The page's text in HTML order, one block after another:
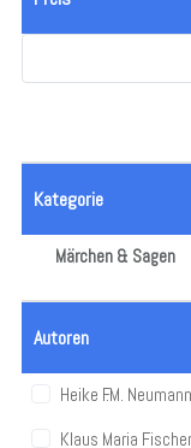
Kategorie
Märchen & Sagen
Autoren
Heike F.M. Neumann
Klaus Maria Fischer